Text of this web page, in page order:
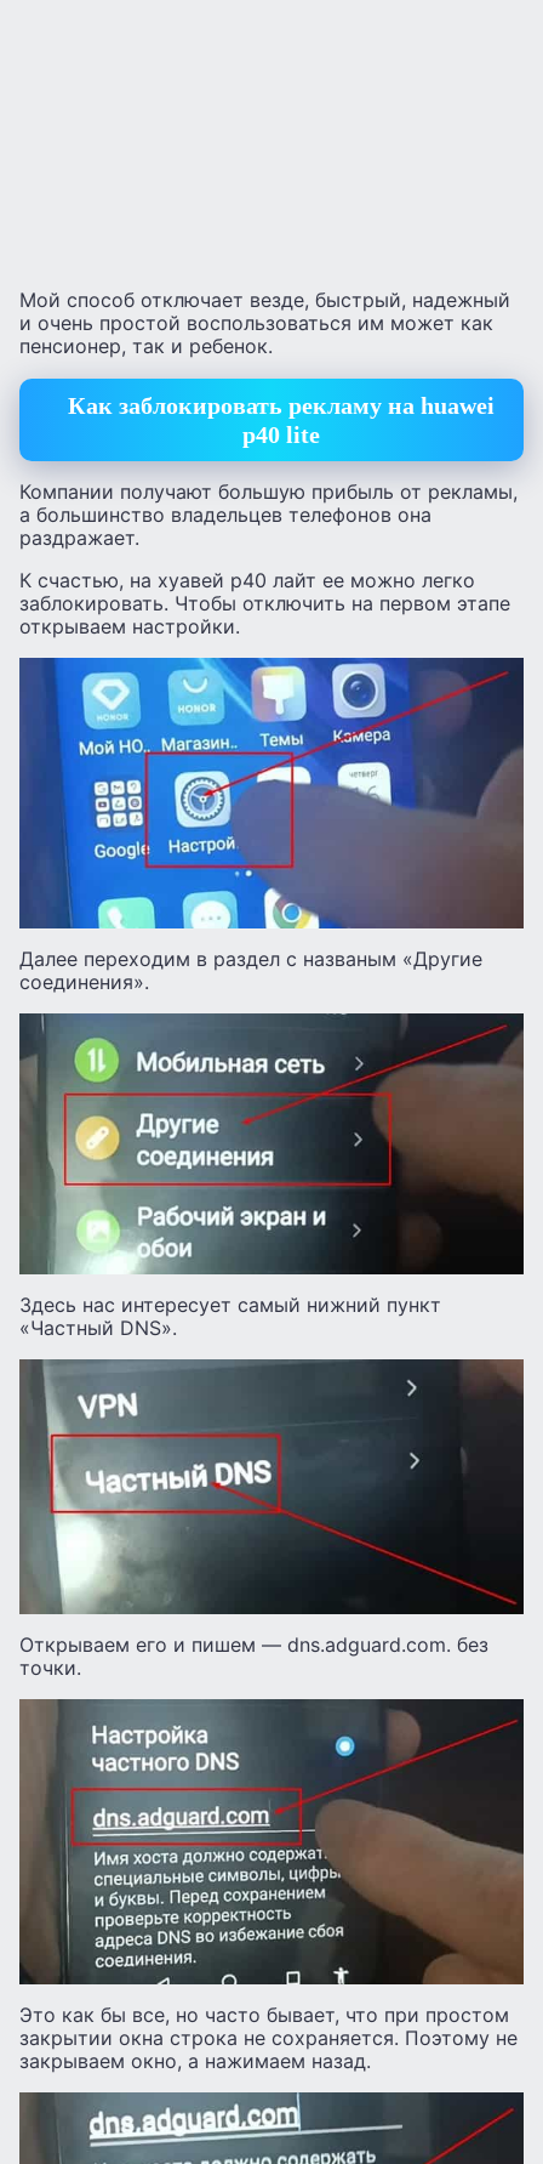
Мой способ отключает везде, быстрый, надежный
и очень простой воспользоваться им может как
пенсионер, так и ребенок.
Как заблокировать рекламу на huawei
p40 lite
Компании получают большую прибыль от рекламы,
а большинство владельцев телефонов она
раздражает.
К счастью, на хуавей р40 лайт ее можно легко
заблокировать. Чтобы отключить на первом этапе
открываем настройки.
Далее переходим в раздел с названым «Другие
соединения».
Здесь нас интересует самый нижний пункт
«Частный DNS».
Открываем его и пишем — dns.adguard.com. без
точки.
Это как бы все, но часто бывает, что при простом
закрытии окна строка не сохраняется. Поэтому не
закрываем окно, а нажимаем назад.